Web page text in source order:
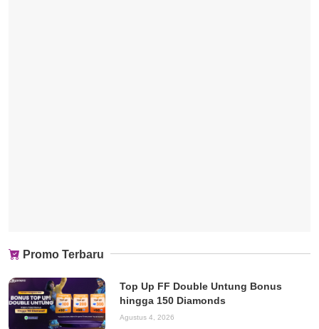
Promo Terbaru
Top Up FF Double Untung Bonus
hingga 150 Diamonds
Agustus 4, 2026